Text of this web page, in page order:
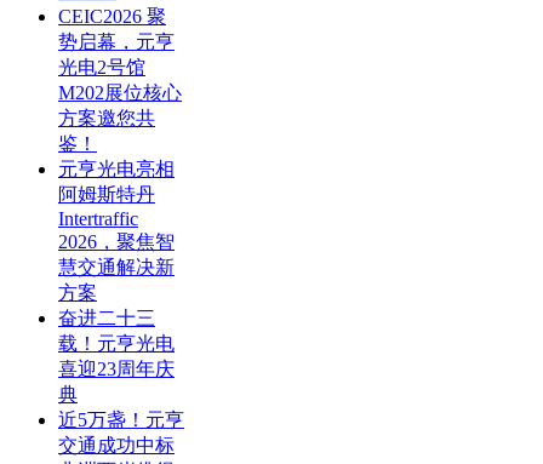
CEIC2026 聚
势启幕，元亨
光电2号馆
M202展位核心
方案邀您共
鉴！
元亨光电亮相
阿姆斯特丹
Intertraffic
2026，聚焦智
慧交通解决新
方案
奋进二十三
载！元亨光电
喜迎23周年庆
典
近5万盏！元亨
交通成功中标